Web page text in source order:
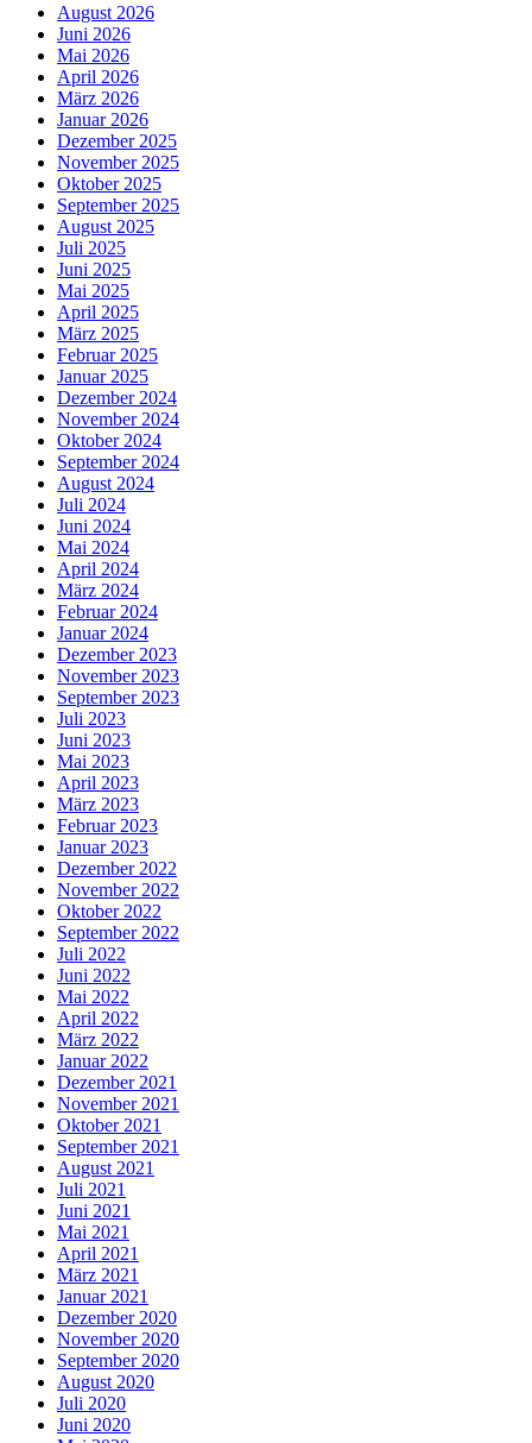
August 2026
Juni 2026
Mai 2026
April 2026
März 2026
Januar 2026
Dezember 2025
November 2025
Oktober 2025
September 2025
August 2025
Juli 2025
Juni 2025
Mai 2025
April 2025
März 2025
Februar 2025
Januar 2025
Dezember 2024
November 2024
Oktober 2024
September 2024
August 2024
Juli 2024
Juni 2024
Mai 2024
April 2024
März 2024
Februar 2024
Januar 2024
Dezember 2023
November 2023
September 2023
Juli 2023
Juni 2023
Mai 2023
April 2023
März 2023
Februar 2023
Januar 2023
Dezember 2022
November 2022
Oktober 2022
September 2022
Juli 2022
Juni 2022
Mai 2022
April 2022
März 2022
Januar 2022
Dezember 2021
November 2021
Oktober 2021
September 2021
August 2021
Juli 2021
Juni 2021
Mai 2021
April 2021
März 2021
Januar 2021
Dezember 2020
November 2020
September 2020
August 2020
Juli 2020
Juni 2020